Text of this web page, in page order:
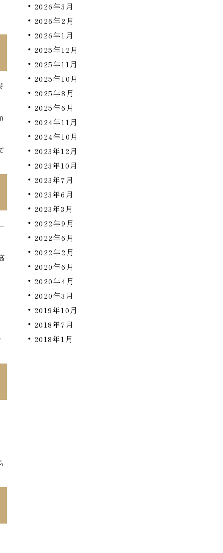
2026年3月
2026年2月
2026年1月
2025年12月
2025年11月
2025年10月
2025年8月
2025年6月
2024年11月
2024年10月
2023年12月
2023年10月
2023年7月
2023年6月
2023年3月
2022年9月
2022年6月
2022年2月
2020年6月
2020年4月
2020年3月
2019年10月
2018年7月
2018年1月